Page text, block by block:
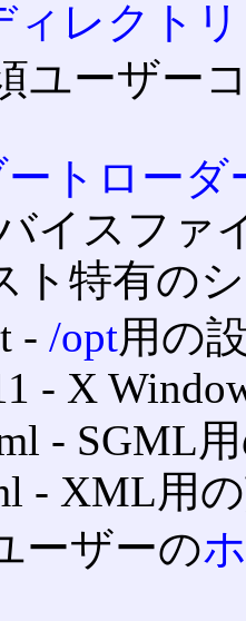
ィレクトリ
ユーザー
ートローダ
イスファ
ト特有の
‐ /opt用の
‐ X
‐ SGML
‐ XML用
ーザーの